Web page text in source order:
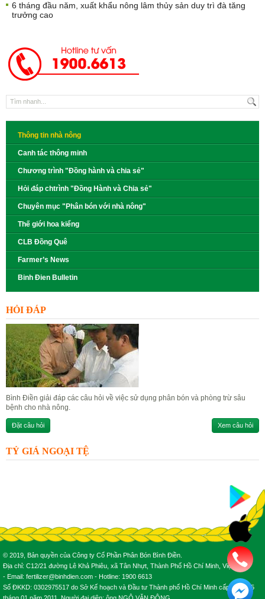
6 tháng đầu năm, xuất khẩu nông lâm thủy sản duy trì đà tăng
trưởng cao
Thông tin nhà nông
Canh tác thông minh
Chương trình "Đồng hành và chia sẻ"
Hỏi đáp chtrình "Đồng Hành và Chia sẻ"
Chuyên mục "Phân bón với nhà nông"
Thế giới hoa kiểng
CLB Đồng Quê
Farmer’s News
Binh Đien Bulletin
HỎI ĐÁP
Bình Điền giải đáp các câu hỏi về việc sử dụng phân bón và phòng trừ sâu
bệnh cho nhà nông.
Đặt câu hỏi Xem câu hỏi
TỶ GIÁ NGOẠI TỆ
© 2019, Bản quyền của Công ty Cổ Phần Phân Bón Bình Điền.
Địa chỉ: C12/21 đường Lê Khả Phiêu, xã Tân Nhựt, Thành Phố Hồ Chí Minh, Việt Nam.
- Email: fertilizer@binhdien.com - Hotline: 1900 6613
Số ĐKKD: 0302975517 do Sở Kế hoạch và Đầu tư Thành phố Hồ Chí Minh cấp ngày 25